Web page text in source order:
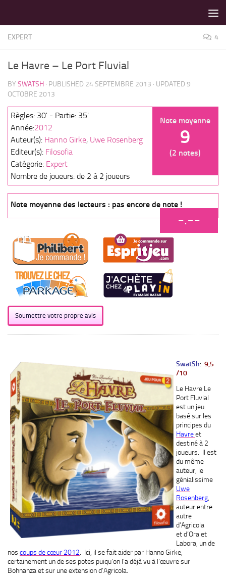
EXPERT 4
Le Havre – Le Port Fluvial
BY SWATSH · PUBLISHED 24 SEPTEMBRE 2013 · UPDATED 9
OCTOBRE 2013
Note moyenne
9
(2 notes)
Règles: 30' - Partie: 35'
Année:2012
Auteur(s): Hanno Girke, Uwe Rosenberg
Editeur(s): Filosofia
Catégorie: Expert
Nombre de joueurs: de 2 à 2 joueurs
Note moyenne des lecteurs : pas encore de note !
-.--
Soumettre votre propre avis
SwatSh: 9,5
/10
Le Havre Le
Port Fluvial
est un jeu
basé sur les
principes du
Havreet
destiné à 2
joueurs. Il est
du même
auteur, le
génialissime
Uwe
Rosenberg,
auteur entre
autre
d’Agricola
et d’Ora et
Labora, un de
nos coups de cœur 2012. Ici, il se fait aider par Hanno Girke,
certainement un de ses potes puiqu’on l’a déjà vu à l’œuvre sur
Bohnanza et sur une extension d’Agricola.